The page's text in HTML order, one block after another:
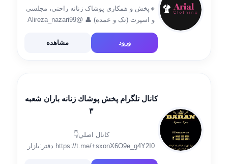
🔸پخش و همکاری پوشاک زنانه راحتی، مجلسی
و اسپرت (تک و عمده) 👤 @Alireza_nazari99
09215232052 علیرضا نظری 📌 آدرس: تهران،
ورود مشاهده
کانال تلگرام پخش پوشاك زنانه باران شعبه
٣
كانال اصلي👇
https://t.me/+sxonX6O9e_g4Y2I0 دفتر:بازار